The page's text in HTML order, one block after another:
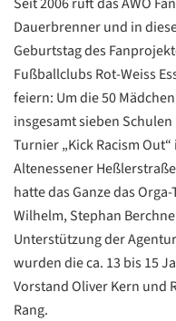
Dauerbrenner und in
Geburtstag des
Fußballclubs Rot-Weiss
feiern: Um die 50
insgesamt sieben
Turnier „Kick Racism
Altenessener
hatte das Ganze das
Wilhelm, Stephan
Unterstützung der
wurden die ca. 13 bis 15
Vorstand Oliver Kern und
Rang.